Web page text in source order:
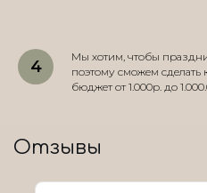
Мы хотим, чтобы
поэтому сможем
бюджет от 1.000р. до
Отзывы